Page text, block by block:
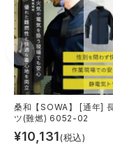
桑和【SOWA】 [通年]
ツ(難燃) 6052-02
¥10,131(税込)